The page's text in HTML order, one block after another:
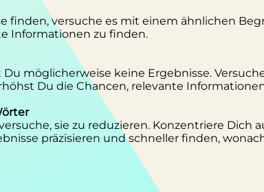
finden, versuche es mit einem ähnlichen
Informationen zu finden.
möglicherweise keine Ergebnisse.
Du die Chancen, relevante
sie zu reduzieren. Konzentriere Dich
präzisieren und schneller finden,